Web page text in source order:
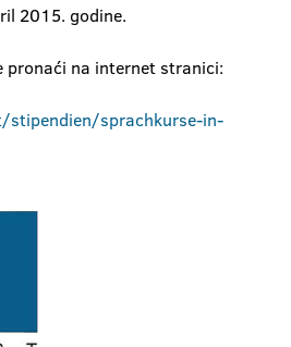
2015. godine.
pronaći na internet stranici:
stipendien/sprachkurse-in-